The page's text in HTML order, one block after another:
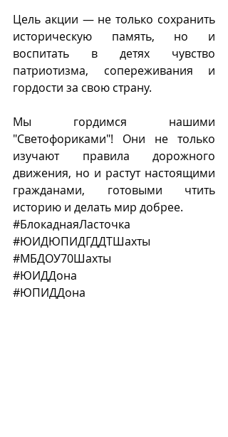
Цель акции — не только сохранить
историческую память, но и
воспитать в детях чувство
патриотизма, сопереживания и
гордости за свою страну.
Мы гордимся нашими
"Светофориками"! Они не только
изучают правила дорожного
движения, но и растут настоящими
гражданами, готовыми чтить
историю и делать мир добрее.
#БлокаднаяЛасточка
#ЮИДЮПИДГДДТШахты
#МБДОУ70Шахты
#ЮИДДона
#ЮПИДДона